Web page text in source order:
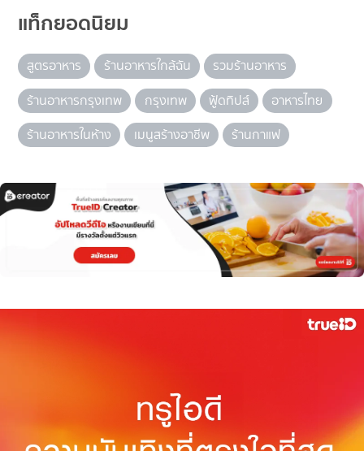
แท็กยอดนิยม
สูตรอาหาร ร้านอาหารใกล้ฉัน
รวมร้านอาหาร
ร้านอาหารกรุงเทพ
กรุงเทพ ฟู้ดทิปส์
อาหารไทย
ร้านอาหารในห้าง
เมนูสร้างอาชีพ ร้านกาแฟ